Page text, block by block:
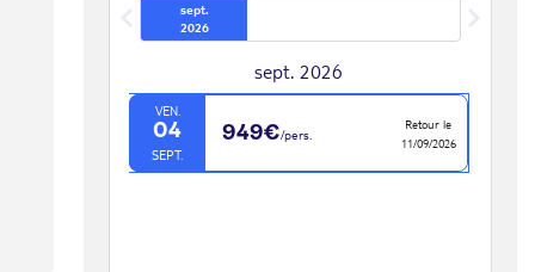
sept.
2026
sept. 2026
VEN.
04
SEPT.
949€/pers.
Retour le
11/09/2026